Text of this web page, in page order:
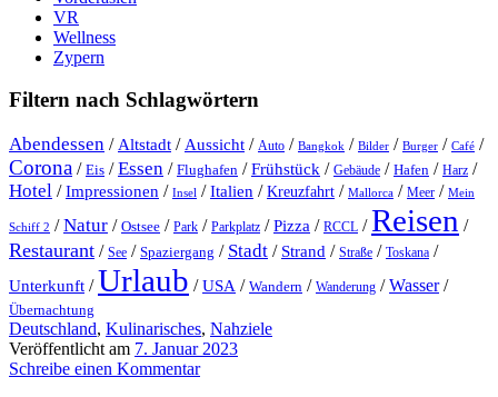
VR
Wellness
Zypern
Filtern nach Schlagwörtern
Abendessen / Altstadt / Aussicht / Auto / Bangkok / Bilder / Burger / Café /
Corona / Eis /Essen / Flughafen /Frühstück / Gebäude / Hafen / Harz /
Hotel /Impressionen / Insel /Italien /Kreuzfahrt / Mallorca / Meer / Mein
Schiff 2 /Natur / Ostsee / Park / Parkplatz /Pizza / RCCL /Reisen /
Restaurant / See / Spaziergang / Stadt / Strand / Straße / Toskana /
Unterkunft /Urlaub /USA / Wandern / Wanderung /Wasser/
Übernachtung
Deutschland, Kulinarisches, Nahziele
Veröffentlicht am 7. Januar 2023
Schreibe einen Kommentar